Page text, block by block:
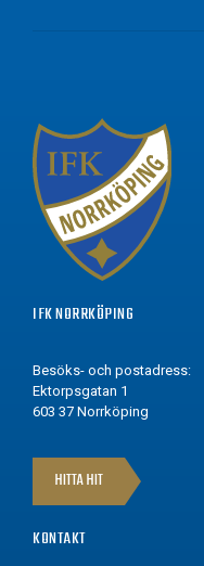
IFK NORRKÖPING
Besöks- och postadress:
Ektorpsgatan 1
603 37 Norrköping
HITTA HIT
KONTAKT